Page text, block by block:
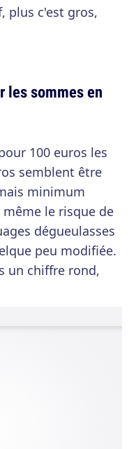
plus c'est gros,
les sommes en
100 euros les
semblent être
minimum
le risque de
dégueulasses
peu modifiée.
un chiffre rond,